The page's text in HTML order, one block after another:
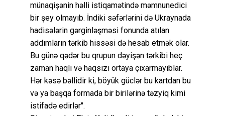
münaqişənin həlli istiqamətində məmnunedici
bir şey olmayıb. İndiki səfərlərini də Ukraynada
hadisələrin gərginləşməsi fonunda atılan
addımların tərkib hissəsi də hesab etmək olar.
Bu günə qədər bu qrupun dəyişən tərkibi heç
zaman haqlı və haqsızı ortaya çıxarmayıblar.
Hər kəsə bəllidir ki, böyük güclər bu kartdan bu
və ya başqa formada bir birilərinə təzyiq kimi
istifadə edirlər".